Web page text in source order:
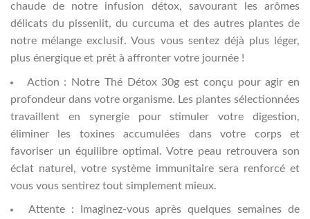
chaude de notre infusion détox, savourant les arômes
délicats du pissenlit, du curcuma et des autres plantes de
notre mélange exclusif. Vous vous sentez déjà plus léger,
plus énergique et prêt à affronter votre journée !
Action : Notre Thé Détox 30g est conçu pour agir en
profondeur dans votre organisme. Les plantes sélectionnées
travaillent en synergie pour stimuler votre digestion,
éliminer les toxines accumulées dans votre corps et
favoriser un équilibre optimal. Votre peau retrouvera son
éclat naturel, votre système immunitaire sera renforcé et
vous vous sentirez tout simplement mieux.
Attente : Imaginez-vous après quelques semaines de